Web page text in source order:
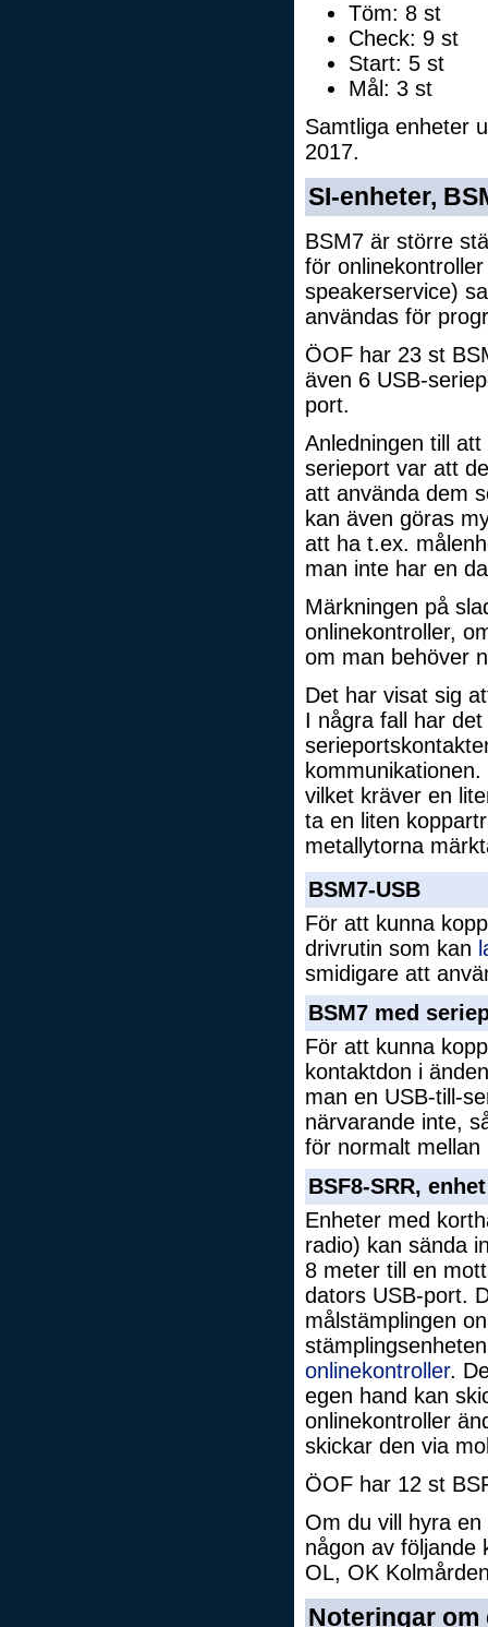
Töm: 8 st
Check: 9 st
Start: 5 st
Mål: 3 st
Samtliga enheter
2017.
SI-enheter,
BSM7 är större
för
speakerservice)
användas för
ÖOF har 23 st
även 6 USB-
port.
Anledningen till
serieport var att
att använda dem
kan även göras
att ha t.ex.
man inte har en
Märkningen på
onlinekontroller,
om man behöver
Det har visat sig
I några fall har
vilket kräver en
ta en liten
metallytorna
BSM7-USB
För att kunna
drivrutin som kan
smidigare att
BSM7 med
För att kunna
kontaktdon i
man en USB-till-
närvarande inte,
för normalt mellan
BSF8-SRR,
Enheter med
radio) kan sända
8 meter till en
dators USB-port.
målstämplingen
onlinekontroller.
egen hand kan
onlinekontroller
skickar den via
ÖOF har 12 st
Om du vill hyra
någon av följande
OL, OK
Noteringar